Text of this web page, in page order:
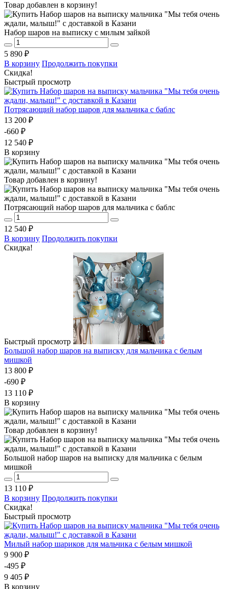
Товар добавлен в корзину!
Набор шаров на выписку с милым зайкой
5 890 ₽
В корзину Продолжить покупки
Скидка!
Быстрый просмотр
Потрясающий набор шаров для мальчика с баблс
13 200 ₽
-660 ₽
12 540 ₽
В корзину
Товар добавлен в корзину!
Потрясающий набор шаров для мальчика с баблс
12 540 ₽
В корзину Продолжить покупки
Скидка!
Быстрый просмотр
Большой набор шаров на выписку для мальчика с белым
мишкой
13 800 ₽
-690 ₽
13 110 ₽
В корзину
Товар добавлен в корзину!
Большой набор шаров на выписку для мальчика с белым
мишкой
13 110 ₽
В корзину Продолжить покупки
Скидка!
Быстрый просмотр
Милый набор шариков для мальчика с белым мишкой
9 900 ₽
-495 ₽
9 405 ₽
В корзину